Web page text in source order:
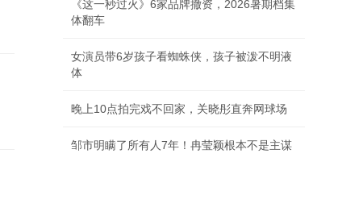
《这一秒过火》6家品牌撤资，2026暑期档集
体翻车
女演员带6岁孩子看蜘蛛侠，孩子被泼不明液
体
晚上10点拍完戏不回家，关晓彤直奔网球场
邹市明瞒了所有人7年！冉莹颖根本不是主谋